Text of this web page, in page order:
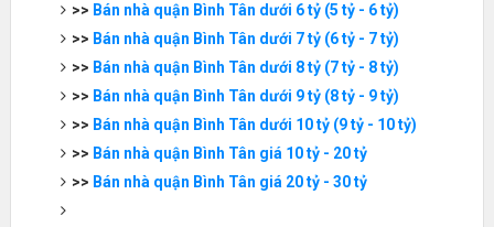
>> Bán nhà quận Bình Tân dưới 6 tỷ (5 tỷ - 6 tỷ)
>> Bán nhà quận Bình Tân dưới 7 tỷ (6 tỷ - 7 tỷ)
>> Bán nhà quận Bình Tân dưới 8 tỷ (7 tỷ - 8 tỷ)
>> Bán nhà quận Bình Tân dưới 9 tỷ (8 tỷ - 9 tỷ)
>> Bán nhà quận Bình Tân dưới 10 tỷ (9 tỷ - 10 tỷ)
>> Bán nhà quận Bình Tân giá 10 tỷ - 20 tỷ
>> Bán nhà quận Bình Tân giá 20 tỷ - 30 tỷ